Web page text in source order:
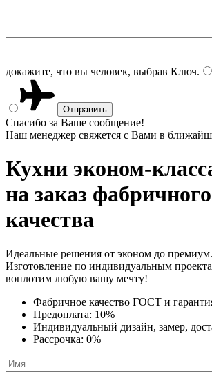
докажите, что вы человек, выбрав Ключ.
Спасибо за Ваше сообщение!
Наш менеджер свяжется с Вами в
Кухни эконом-
на заказ фабричного
качества
Идеальные решения от эконом до премиум.
Изготовление по индивидуальным
воплотим любую вашу мечту!
Фабричное качество ГОСТ и
Предоплата: 10%
Индивидуальный дизайн, замер,
Рассрочка: 0%